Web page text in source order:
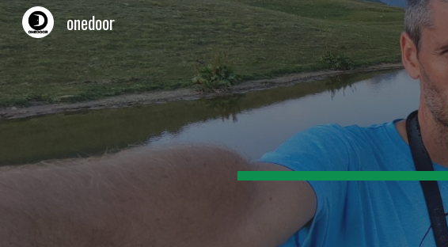
Skip to main content
onedoor